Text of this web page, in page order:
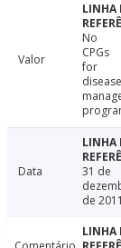
Valor
No
CPGs
for
disease
Data
31 de
de 2011